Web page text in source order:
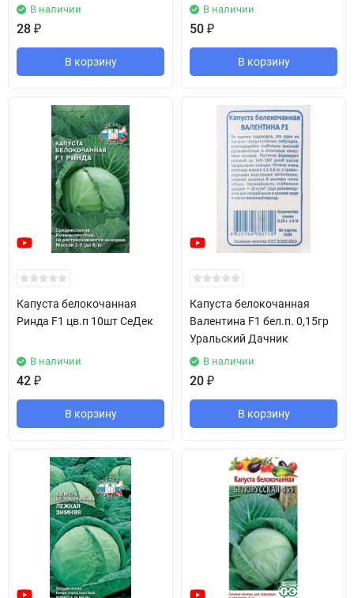
В наличии
28 ₽
В корзину
В наличии
50 ₽
В корзину
Капуста белокочанная
Ринда F1 цв.п 10шт СеДек
В наличии
42 ₽
В корзину
Капуста белокочанная
Валентина F1 бел.п. 0,15гр
Уральский Дачник
В наличии
20 ₽
В корзину